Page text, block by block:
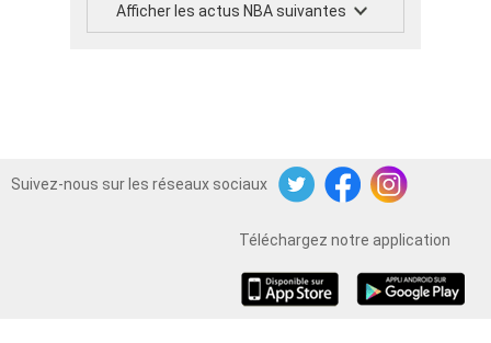
Afficher les actus NBA suivantes
Suivez-nous sur les réseaux sociaux
TwitterFacebookInstagram
Téléchargez notre application